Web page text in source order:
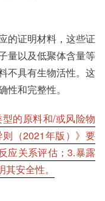
的证明材料，这些证
量以及低聚体含量等
不具有生物活性。这
和完整性。
的原料和/或风险物
（2021年版）》要
应关系评估；3.暴露
安全性。